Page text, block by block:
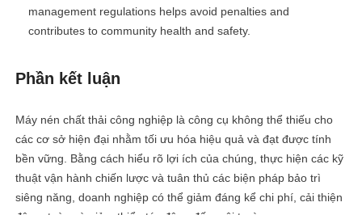
management regulations helps avoid penalties and
contributes to community health and safety.
Phần kết luận
Máy nén chất thải công nghiệp là công cụ không thể thiếu cho
các cơ sở hiện đại nhằm tối ưu hóa hiệu quả và đạt được tính
bền vững. Bằng cách hiểu rõ lợi ích của chúng, thực hiện các kỹ
thuật vận hành chiến lược và tuân thủ các biện pháp bảo trì
siêng năng, doanh nghiệp có thể giảm đáng kể chi phí, cải thiện